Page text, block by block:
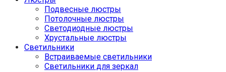
Подвесные люстры
Потолочные люстры
Светодиодные люстры
Хрустальные люстры
Светильники
Встраиваемые светильники
Светильники для зеркал